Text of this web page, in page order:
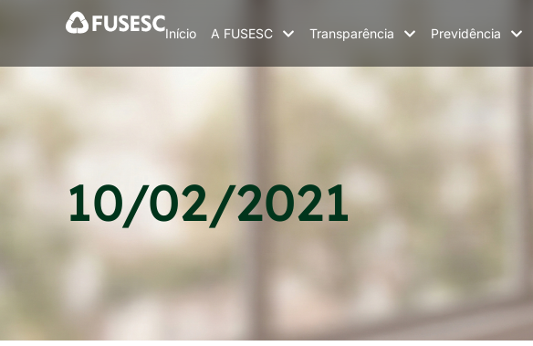
Início A FUSESC Transparência Previdência
10/02/2021